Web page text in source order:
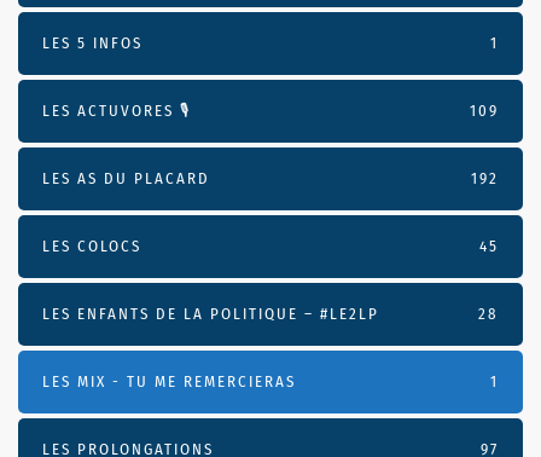
LES 5 INFOS 1
LES ACTUVORES 🎙 109
LES AS DU PLACARD 192
LES COLOCS 45
LES ENFANTS DE LA POLITIQUE – #LE2LP 28
LES MIX - TU ME REMERCIERAS 1
LES PROLONGATIONS 97